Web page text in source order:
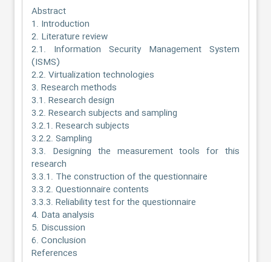
Abstract
1. Introduction
2. Literature review
2.1. Information Security Management System
(ISMS)
2.2. Virtualization technologies
3. Research methods
3.1. Research design
3.2. Research subjects and sampling
3.2.1. Research subjects
3.2.2. Sampling
3.3. Designing the measurement tools for this
research
3.3.1. The construction of the questionnaire
3.3.2. Questionnaire contents
3.3.3. Reliability test for the questionnaire
4. Data analysis
5. Discussion
6. Conclusion
References